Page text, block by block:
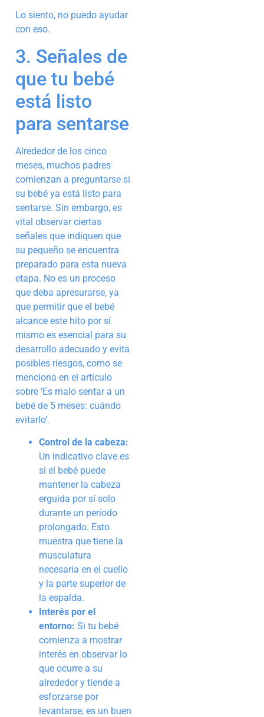
Lo siento, no puedo ayudar
con eso.
3. Señales de
que tu bebé
está listo
para sentarse
Alrededor de los cinco
meses, muchos padres
comienzan a preguntarse si
su bebé ya está listo para
sentarse. Sin embargo, es
vital observar ciertas
señales que indiquen que
su pequeño se encuentra
preparado para esta nueva
etapa. No es un proceso
que deba apresurarse, ya
que permitir que el bebé
alcance este hito por sí
mismo es esencial para su
desarrollo adecuado y evita
posibles riesgos, como se
menciona en el artículo
sobre ‘Es malo sentar a un
bebé de 5 meses: cuándo
evitarlo’.
Control de la cabeza:
Un indicativo clave es
si el bebé puede
mantener la cabeza
erguida por sí solo
durante un período
prolongado. Esto
muestra que tiene la
musculatura
necesaria en el cuello
y la parte superior de
la espalda.
Interés por el
entorno: Si tu bebé
comienza a mostrar
interés en observar lo
que ocurre a su
alrededor y tiende a
esforzarse por
levantarse, es un buen